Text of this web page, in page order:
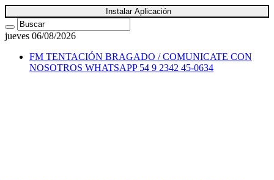
Instalar Aplicación
jueves 06/08/2026
FM TENTACIÓN BRAGADO / COMUNICATE CON
NOSOTROS WHATSAPP 54 9 2342 45-0634